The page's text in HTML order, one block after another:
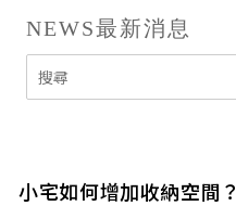
NEWS最新消息
小宅如何增加收納空間？